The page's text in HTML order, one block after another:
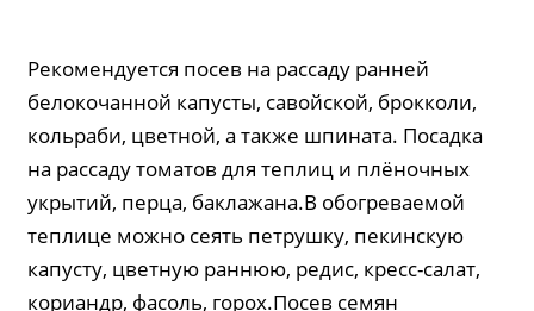
Рекомендуется посев на рассаду ранней
белокочанной капусты, савойской, брокколи,
кольраби, цветной, а также шпината. Посадка
на рассаду томатов для теплиц и плёночных
укрытий, перца, баклажана.В обогреваемой
теплице можно сеять петрушку, пекинскую
капусту, цветную раннюю, редис, кресс-салат,
кориандр, фасоль, горох.Посев семян